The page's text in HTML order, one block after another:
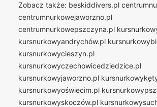
Zobacz także: beskiddivers.pl
centrumnurkowejaworzno.pl
centrumnurkowepszczyna.pl
kursnurkowyandrychów.pl
kursnurkowycieszyn.pl
kursnurkowyczechowicedziedzice.pl
kursnurkowyjaworzno.pl
kursnurkowyoświecim.pl
kursnurkowyskoczów.pl